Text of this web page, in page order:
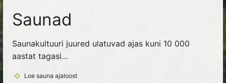
Saunad
Saunakultuuri juured ulatuvad ajas kuni 10 000
aastat tagasi…
Loe sauna ajaloost